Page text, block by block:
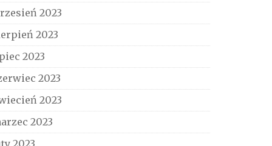
2023
2023
2023
2023
2023
2023
2023